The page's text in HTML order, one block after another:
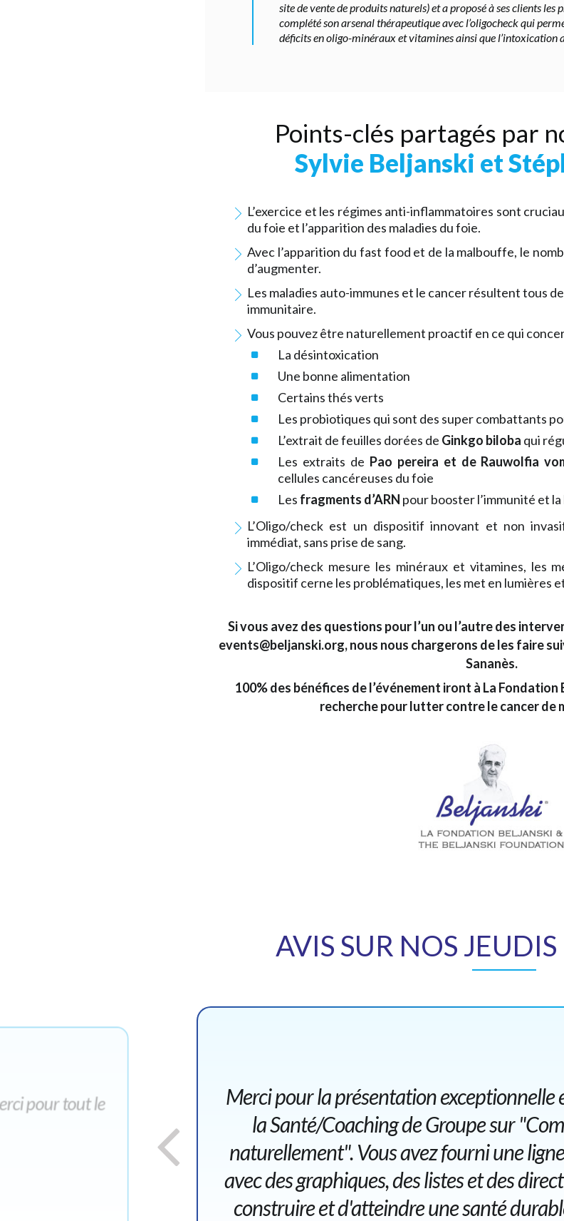
site de vente de produits naturels) et a proposé à ses clients
complété son arsenal thérapeutique avec l’oligocheck qui
déficits en oligo-minéraux et vitamines ainsi que l’intoxication
Points-clés partagés par
Sylvie Beljanski et
L’exercice et les régimes anti-inflammatoires sont
du foie et l’apparition des maladies du foie.
Avec l’apparition du fast food et de la malbouffe, le
d’augmenter.
Les maladies auto-immunes et le cancer résultent tous
immunitaire.
Vous pouvez être naturellement proactif en ce qui
La désintoxication
Une bonne alimentation
Certains thés verts
Les probiotiques qui sont des super combattants
L’extrait de feuilles dorées de Ginkgo biloba qui
Les extraits de Pao pereira et de Rauwolfia
cellules cancéreuses du foie
Les fragments d’ARN pour booster l’immunité et
L’Oligo/check est un dispositif innovant et non
immédiat, sans prise de sang.
L’Oligo/check mesure les minéraux et vitamines, les
dispositif cerne les problématiques, les met en lumières
Si vous avez des questions pour l’un ou l’autre des
events@beljanski.org, nous nous chargerons de les faire
Sananès.
100% des bénéfices de l’événement iront à La
recherche pour lutter contre le cancer de
AVIS SUR NOS
pour tout le
Merci pour la présentation exceptionnelle
la Santé/Coaching de Groupe sur
naturellement". Vous avez fourni une
avec des graphiques, des listes et des
construire et d'atteindre une santé